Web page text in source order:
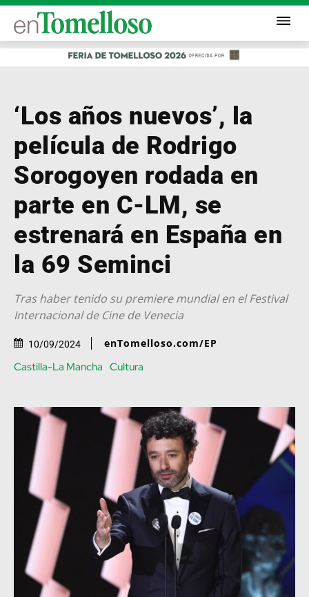
‘Los años nuevos’, la
película de Rodrigo
Sorogoyen rodada en
parte en C-LM, se
estrenará en España en
la 69 Seminci
Tras haber tenido su premiere mundial en el Festival
Internacional de Cine de Venecia
10/09/2024 enTomelloso.com/EP
Castilla-La Mancha Cultura